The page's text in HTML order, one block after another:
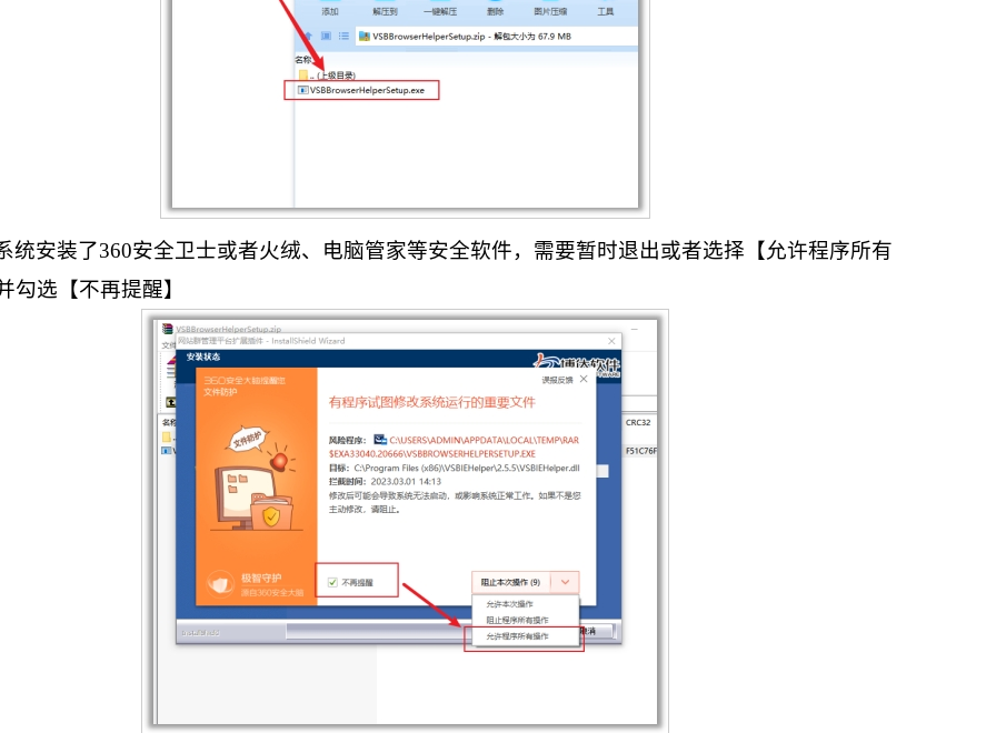
统安装了360安全卫士或者火绒、电脑管家等安全软件，需要暂时退出或者选择【允许程序所有
勾选【不再提醒】